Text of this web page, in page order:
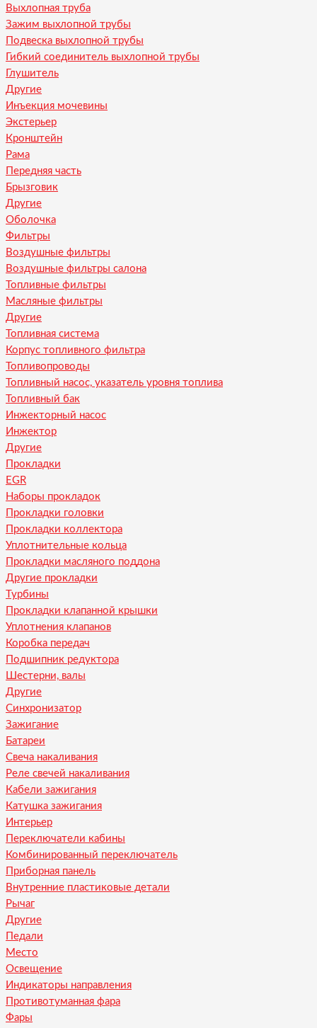
Выхлопная труба
Зажим выхлопной трубы
Подвеска выхлопной трубы
Гибкий соединитель выхлопной трубы
Глушитель
Другие
Инъекция мочевины
Экстерьер
Кронштейн
Рама
Передняя часть
Брызговик
Другие
Оболочка
Фильтры
Воздушные фильтры
Воздушные фильтры салона
Топливные фильтры
Масляные фильтры
Другие
Топливная система
Корпус топливного фильтра
Топливопроводы
Топливный насос, указатель уровня топлива
Топливный бак
Инжекторный насос
Инжектор
Другие
Прокладки
EGR
Наборы прокладок
Прокладки головки
Прокладки коллектора
Уплотнительные кольца
Прокладки масляного поддона
Другие прокладки
Турбины
Прокладки клапанной крышки
Уплотнения клапанов
Коробка передач
Подшипник редуктора
Шестерни, валы
Другие
Синхронизатор
Зажигание
Батареи
Свеча накаливания
Реле свечей накаливания
Кабели зажигания
Катушка зажигания
Интерьер
Переключатели кабины
Комбинированный переключатель
Приборная панель
Внутренние пластиковые детали
Рычаг
Другие
Педали
Место
Освещение
Индикаторы направления
Противотуманная фара
Фары